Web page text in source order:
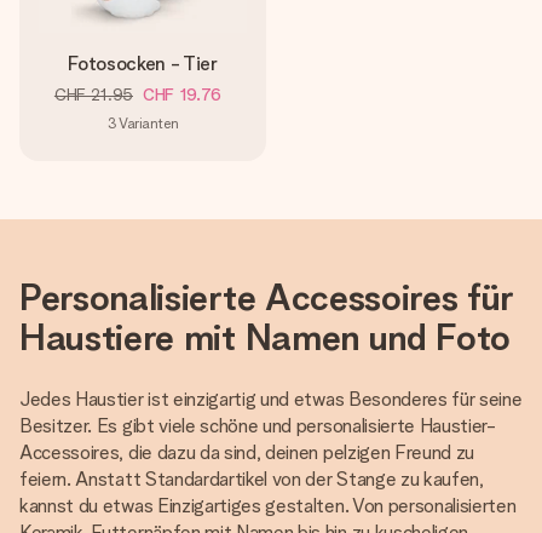
Fotosocken - Tier
CHF 21.95 CHF 19.76
3Varianten
Personalisierte Accessoires für
Haustiere mit Namen und Foto
Jedes Haustier ist einzigartig und etwas Besonderes für seine
Besitzer. Es gibt viele schöne und personalisierte Haustier-
Accessoires, die dazu da sind, deinen pelzigen Freund zu
feiern. Anstatt Standardartikel von der Stange zu kaufen,
kannst du etwas Einzigartiges gestalten. Von personalisierten